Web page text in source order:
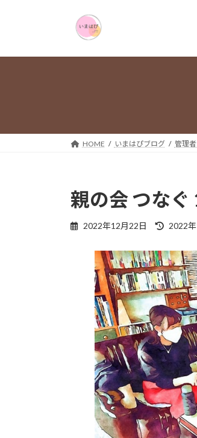
プ
動
HOME いまはぴブログ 管理
親の会 つな
2022年12月22日
最
新
日
時
:
2022